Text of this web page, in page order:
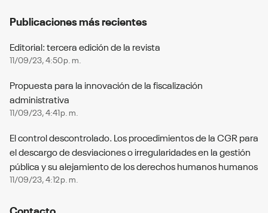
Publicaciones más recientes
Editorial: tercera edición de la revista
11/09/23, 4:50 p. m.
Propuesta para la innovación de la fiscalización
administrativa
11/09/23, 4:41 p. m.
El control descontrolado. Los procedimientos de la CGR para
el descargo de desviaciones o irregularidades en la gestión
pública y su alejamiento de los derechos humanos humanos
11/09/23, 4:12 p. m.
Contacto